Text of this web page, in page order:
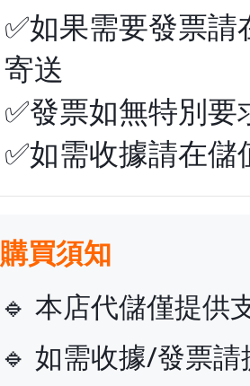
✅如果需要發票
寄送
✅發票如無特別
✅如需收據請在
購買須知
🔹 本店代儲僅提供
🔹 如需收據/發票